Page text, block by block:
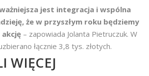
jest integracja i wspólna
że w przyszłym roku będziemy
– zapowiada Jolanta Pietruczuk. W
łącznie 3,8 tys. złotych.
WIĘCEJ